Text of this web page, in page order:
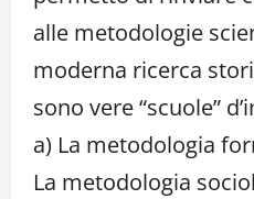
alle metodologie
moderna ricerca
sono vere “scuole”
a) La metodologia
La metodologia